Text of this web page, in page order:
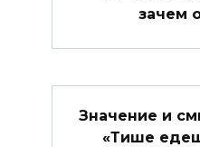
зачем
Значение и
«Тише